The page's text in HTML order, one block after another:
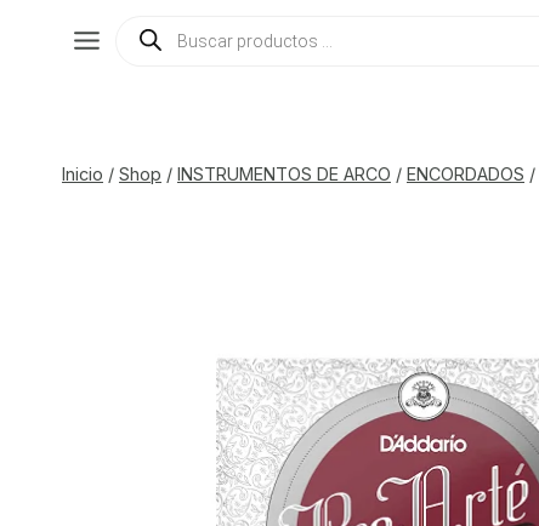
Búsqueda
Inicio / Shop / INSTRUMENTOS DE ARCO / ENCORDADOS /